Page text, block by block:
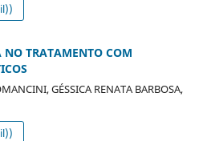
TRATAMENTO COM
GÉSSICA RENATA BARBOSA,